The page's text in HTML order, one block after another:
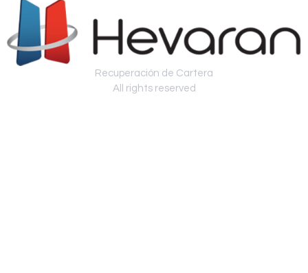
Recuperación de Cartera
All rights reserved